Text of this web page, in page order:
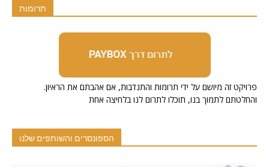
תרומות
.פרויקט זה מיושם על ידי תרומות והתנדבות, אם אהבתם את הראיון
והחלטתם לתמוך בנו, תוכלו לתרום לנו בלחיצה אחת
הספונסרים והשותפים שלנו